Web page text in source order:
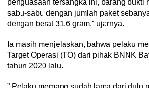
penguasaan tersangka ini, barang bukti
sabu-sabu dengan jumlah paket
dengan berat 31,6 gram,” ujarnya.
Ia masih menjelaskan, bahwa pelaku
Target Operasi (TO) dari pihak BNNK
tahun 2020 lalu.
” Pelaku memang sudah lama dari dulu